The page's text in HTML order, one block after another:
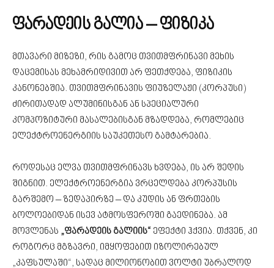
ფარადეის გალია – ფიზიკა
მთავარი მიზეზი, რის გამოც თვითმფრინავი მეხის
დაცემისას მეხამრიდივით არ ფეთქდება, ფიზიკის
კანონებშია. თვითმფრინავის ფიუზელაჟი (კორპუსი)
ძირითადად ალუმინისგან ან სპეციალური
კომპოზიტური მასალებისგან მზადდება, რომლებიც
ელექტროენერგიის საუკეთესო გამტარებია.
როდესაც ელვა თვითმფრინავს ხვდება, ის არ შედის
შიგნით. ელექტროენერგია ვრცელდება კორპუსის
გარშემო – ზედაპირზე – და კუდის ან ფრთების
ბოლოებიდან ისევ ატმოსფეროში გაედინება. ამ
მოვლენას „ფარადეის გალიის“ ეფექტი ჰქვია. თქვენ, კი
როგორც მგზავრი, იმყოფებით იზოლირებულ
„კაფსულაში“, სადაც მილიონობით ვოლტი უბრალოდ